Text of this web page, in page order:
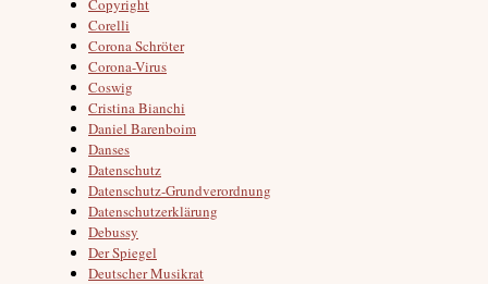
Copyright
Corelli
Corona Schröter
Corona-Virus
Coswig
Cristina Bianchi
Daniel Barenboim
Danses
Datenschutz
Datenschutz-Grundverordnung
Datenschutzerklärung
Debussy
Der Spiegel
Deutscher Musikrat